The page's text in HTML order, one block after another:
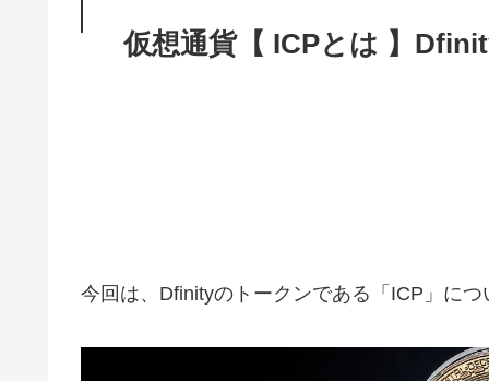
仮想通貨【 ICPとは 】
今回は、Dfinityのトークンである「ICP」に